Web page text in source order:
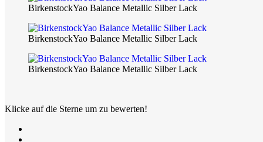
BirkenstockYao Balance Metallic Silber Lack
BirkenstockYao Balance Metallic Silber Lack
BirkenstockYao Balance Metallic Silber Lack
Klicke auf die Sterne um zu bewerten!